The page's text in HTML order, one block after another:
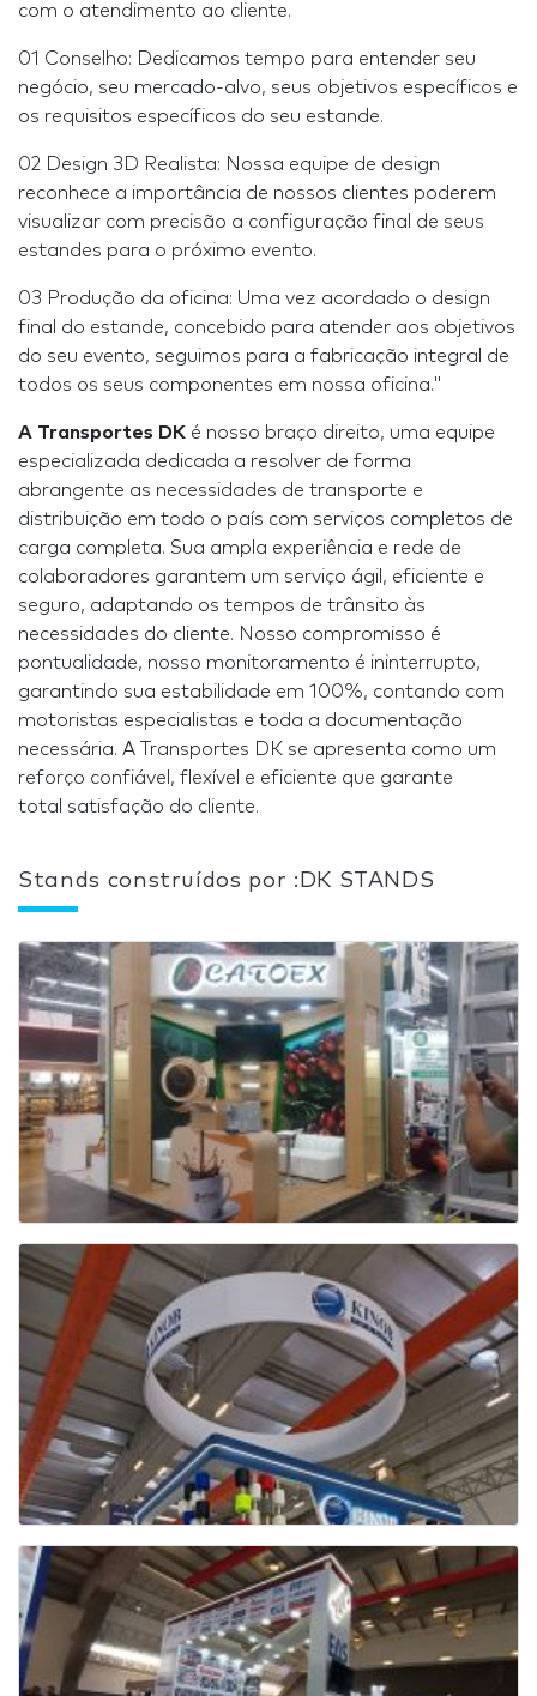
com o atendimento ao cliente.
01 Conselho: Dedicamos tempo para entender seu
negócio, seu mercado-alvo, seus objetivos específicos e
os requisitos específicos do seu estande.
02 Design 3D Realista: Nossa equipe de design
reconhece a importância de nossos clientes poderem
visualizar com precisão a configuração final de seus
estandes para o próximo evento.
03 Produção da oficina: Uma vez acordado o design
final do estande, concebido para atender aos objetivos
do seu evento, seguimos para a fabricação integral de
todos os seus componentes em nossa oficina."
A Transportes DK é nosso braço direito, uma equipe
especializada dedicada a resolver de forma
abrangente as necessidades de transporte e
distribuição em todo o país com serviços completos de
carga completa. Sua ampla experiência e rede de
colaboradores garantem um serviço ágil, eficiente e
seguro, adaptando os tempos de trânsito às
necessidades do cliente. Nosso compromisso é
pontualidade, nosso monitoramento é ininterrupto,
garantindo sua estabilidade em 100%, contando com
motoristas especialistas e toda a documentação
necessária. A Transportes DK se apresenta como um
reforço confiável, flexível e eficiente que garante
total satisfação do cliente.
Stands construídos por :DK STANDS